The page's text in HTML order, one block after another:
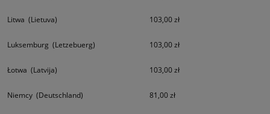
Litwa (Lietuva) 103,00 zł
Luksemburg (Letzebuerg) 103,00 zł
Łotwa (Latvija) 103,00 zł
Niemcy (Deutschland) 81,00 zł